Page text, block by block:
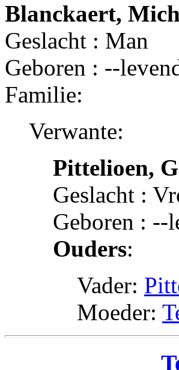
Blanckaert,
Geslacht : Man
Geboren : --
Familie:
Verwante:
Pittelioen,
Geslacht :
Geboren : --
Ouders:
Vader:
Moeder: